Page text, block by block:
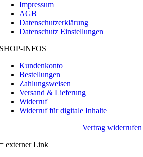
Impressum
AGB
Datenschutzerklärung
Datenschutz Einstellungen
SHOP-INFOS
Kundenkonto
Bestellungen
Zahlungsweisen
Versand & Lieferung
Widerruf
Widerruf für digitale Inhalte
Vertrag widerrufen
= externer Link